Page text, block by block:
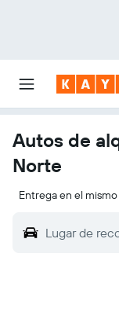
Autos de
Norte
Entrega en el
Lugar de